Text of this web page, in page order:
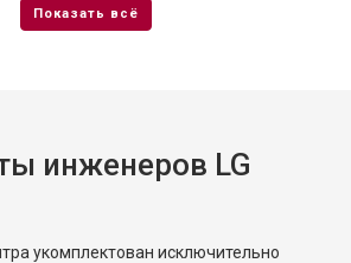
инженеров LG
укомплектован исключительно